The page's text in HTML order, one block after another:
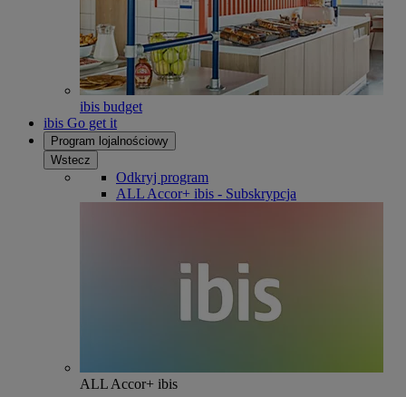
ibis budget
ibis Go get it
Program lojalnościowy
Wstecz
Odkryj program
ALL Accor+ ibis - Subskrypcja
ALL Accor+ ibis